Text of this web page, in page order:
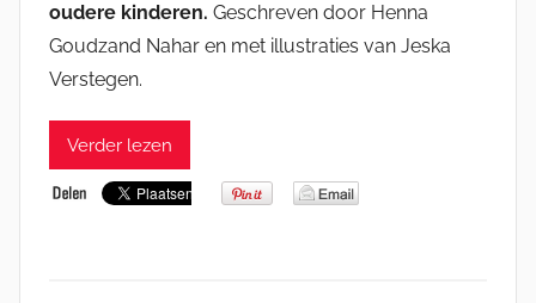
oudere kinderen. Geschreven door Henna
Goudzand Nahar en met illustraties van Jeska
Verstegen.
Verder lezen